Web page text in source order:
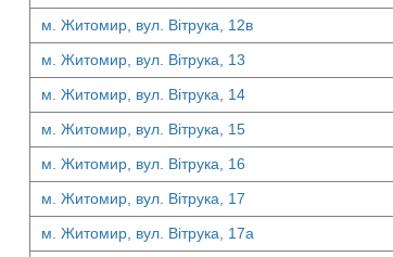
м. Житомир, вул. Вітрука, 12в
м. Житомир, вул. Вітрука, 13
м. Житомир, вул. Вітрука, 14
м. Житомир, вул. Вітрука, 15
м. Житомир, вул. Вітрука, 16
м. Житомир, вул. Вітрука, 17
м. Житомир, вул. Вітрука, 17а